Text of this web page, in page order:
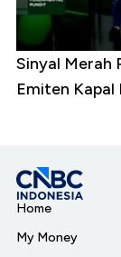
Sinyal Merah
Emiten Kapal
Home
My Money